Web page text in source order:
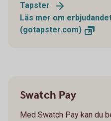
Tapster
Läs mer om
(gotapster.com)
Swatch Pay
Med Swatch Pay kan du